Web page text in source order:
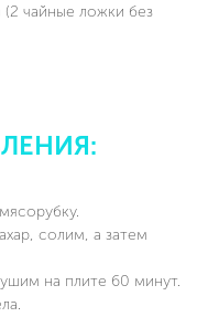
чайные ложки без
солим, а затем
на плите 60 минут.